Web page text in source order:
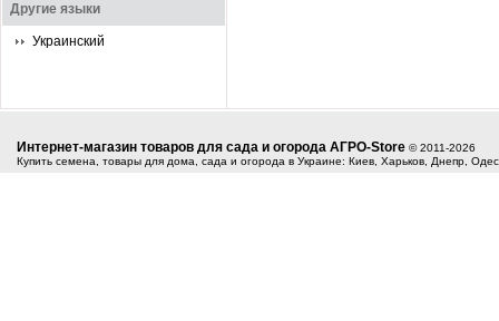
Другие языки
Украинский
Интернет-магазин товаров для сада и огорода АГРО-Store © 2011-2026
Купить семена, товары для дома, сада и огорода в Украине: Киев, Харьков, Днепр,